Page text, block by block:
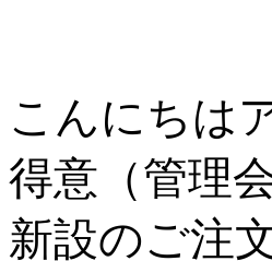
こんにちは
得意（管理
新設のご注